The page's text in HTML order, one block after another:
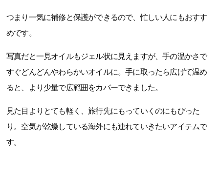
つまり一気に補修と保護ができるので、忙しい人にもおすす
めです。
写真だと一見オイルもジェル状に見えますが、手の温かさで
すぐどんどんやわらかいオイルに。手に取ったら広げて温め
ると、より少量で広範囲をカバーできました。
見た目よりとても軽く、旅行先にもっていくのにもぴった
り。空気が乾燥している海外にも連れていきたいアイテムで
す。